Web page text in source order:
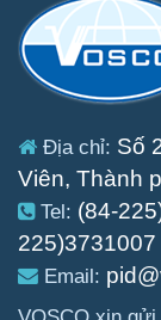
Địa chỉ: Số
Viên, Thành
Tel: (84-
225)3731007
Email: